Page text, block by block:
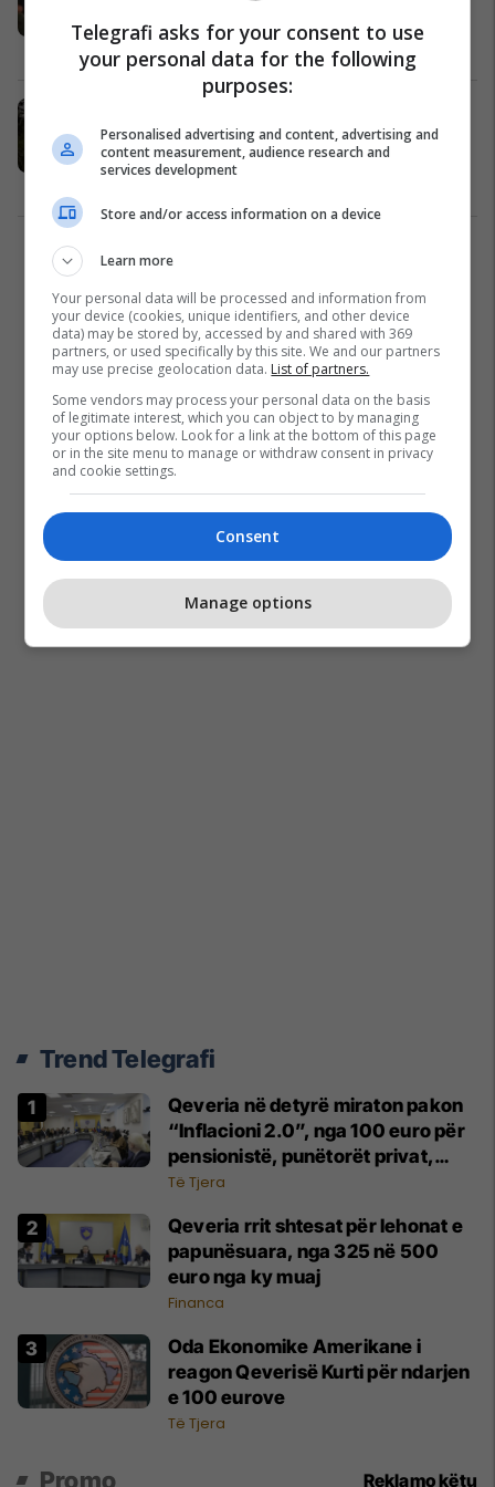
de France”
Dështime 27/06/2021
me kafshën, çiklisti kanadez tregon
se çfarë bëri që të ‘frikësonte ariun’
Interesante
Trend Telegrafi
Qeveria në detyrë miraton pakon
“Inflacioni 2.0”, nga 100 euro për
pensionistë, punëtorët privat,
fëmijë dhe studentë
Të Tjera
Qeveria rrit shtesat për lehonat e
papunësuara, nga 325 në 500
euro nga ky muaj
Financa
Oda Ekonomike Amerikane i
reagon Qeverisë Kurti për ndarjen
e 100 eurove
Të Tjera
Promo Reklamo këtu
Telegrafi asks for your consent to use
your personal data for the following
purposes:
Personalised advertising and content, advertising and
content measurement, audience research and
services development
Store and/or access information on a device
Learn more
Your personal data will be processed and information from
your device (cookies, unique identifiers, and other device
data) may be stored by, accessed by and shared with 369
partners, or used specifically by this site. We and our partners
may use precise geolocation data. List of partners.
Some vendors may process your personal data on the basis
of legitimate interest, which you can object to by managing
your options below. Look for a link at the bottom of this page
or in the site menu to manage or withdraw consent in privacy
and cookie settings.
Consent
Manage options